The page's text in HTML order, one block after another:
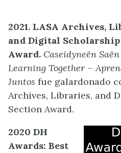
2021. LASA Archives,
and Digital
Award. Caseidyneën Saën
Learning Together –
Juntos fue galardonado
Archives, Libraries, and
Section Award.
2020 DH
Awards: Best